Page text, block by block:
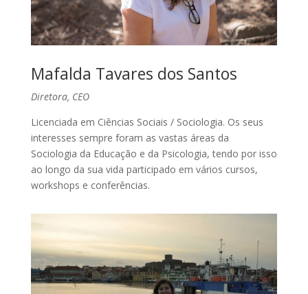
Mafalda Tavares dos Santos
Diretora, CEO
Licenciada em Ciências Sociais / Sociologia. Os seus
interesses sempre foram as vastas áreas da
Sociologia da Educação e da Psicologia, tendo por isso
ao longo da sua vida participado em vários cursos,
workshops e conferências.